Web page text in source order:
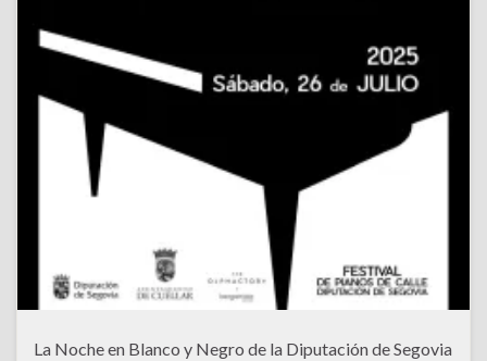
La Noche en Blanco y Negro de la Diputación de Segovia